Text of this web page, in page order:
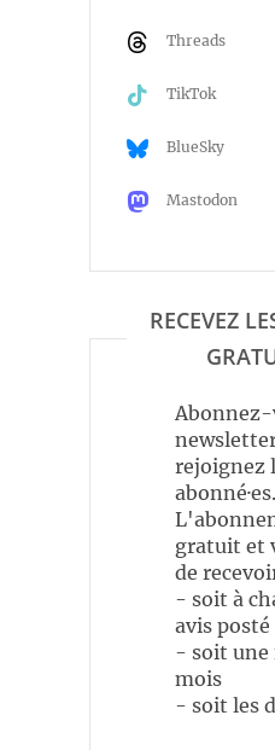
Threads
TikTok
BlueSky
Mastodon
RECEVEZ
Abonnez-
rejoignez
abonné·es.
gratuit et
de
- soit à
avis posté
- soit une
mois
- soit les